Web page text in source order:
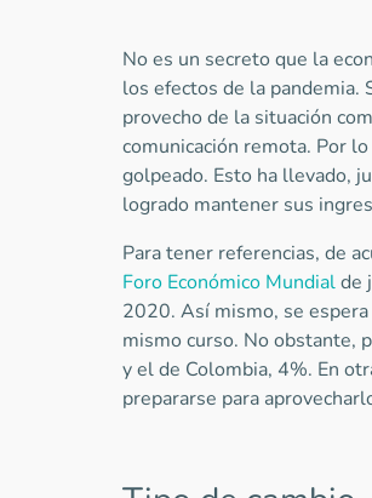
No es un secreto que la
los efectos de la pandemia.
provecho de la situación
comunicación remota. Por
golpeado. Esto ha llevado,
logrado mantener sus
Para tener referencias, de
Foro Económico Mundialde
2020. Así mismo, se
mismo curso. No obstante,
y el de Colombia, 4%. En
prepararse para